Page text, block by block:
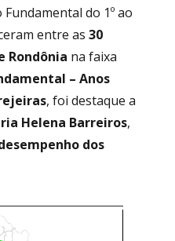
Fundamental do 1º ao
entre as 30
Rondônia na faixa
– Anos
, foi destaque a
Helena Barreiros,
dos